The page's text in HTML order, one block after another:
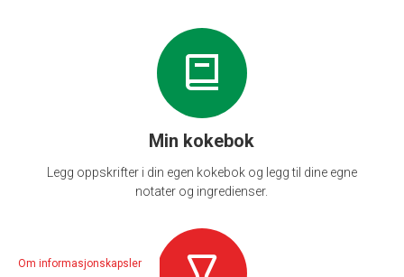
Min kokebok
Legg oppskrifter i din egen kokebok og legg til dine egne
notater og ingredienser.
Om informasjonskapsler